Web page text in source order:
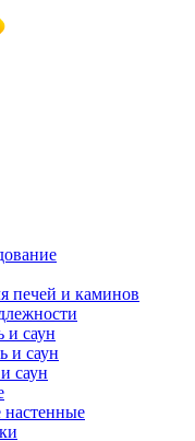
печей и каминов
и саун
и саун
саун
настенные